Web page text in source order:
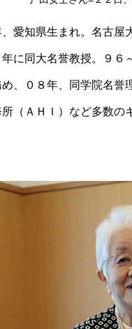
愛知県生まれ。名古
に同大名誉教授。９
、０８年、同学院名
（ＡＨＩ）など多数